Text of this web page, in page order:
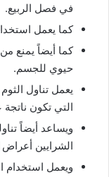
في فصل الربيع.
كما يعمل
كما أيضاً يمنع
حيوي للجسم.
يعمل تناول
التي تكون
ويساعد أيضاً
الشرايين
ويعمل استخدام